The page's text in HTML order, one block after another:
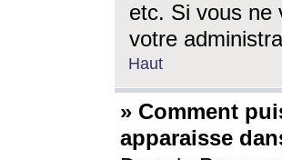
etc. Si vous ne
votre
Haut
» Comment
apparaisse